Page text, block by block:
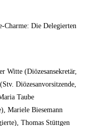
Charme: Die Delegierten
Witte (Diözesansekretär,
Diözesanvorsitzende,
Taube
Mariele Biesemann
Thomas Stüttgen